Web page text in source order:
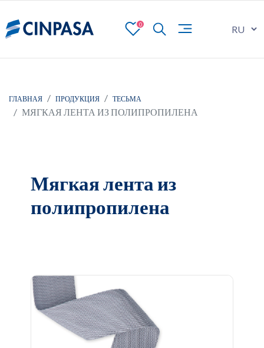
0
ГЛАВНАЯ ПРОДУКЦИЯ ТЕСЬМА
МЯГКАЯ ЛЕНТА ИЗ ПОЛИПРОПИЛЕНА
Мягкая лента из
полипропилена